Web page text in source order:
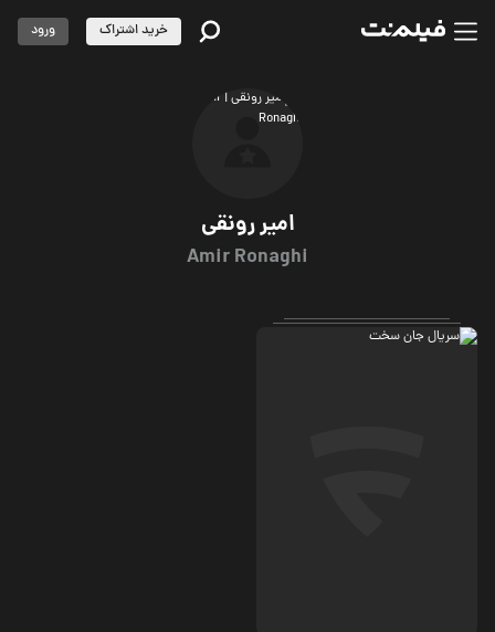
امیر رونقی
Amir Ronaghi
خرید اشتراک ورود